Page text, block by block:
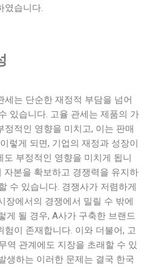
였습니다.
세는 단순한 재정적 부담을 넘어
있습니다. 고율 관세는 제품의 가
적인 영향을 미치고, 이는 판매
렇게 되면, 기업의 재정과 성장이
부정적인 영향을 미치게 됩니
자본을 확보하고 경쟁력을 유지하
수 있습니다. 경쟁사가 저렴하게
장에서의 경쟁에서 밀릴 수 밖에
게 될 경우, A사가 구축한 브랜드
이 존재합니다. 이와 더불어, 고
역 관계에도 지장을 초래할 수 있
생하는 이러한 문제는 결국 한국